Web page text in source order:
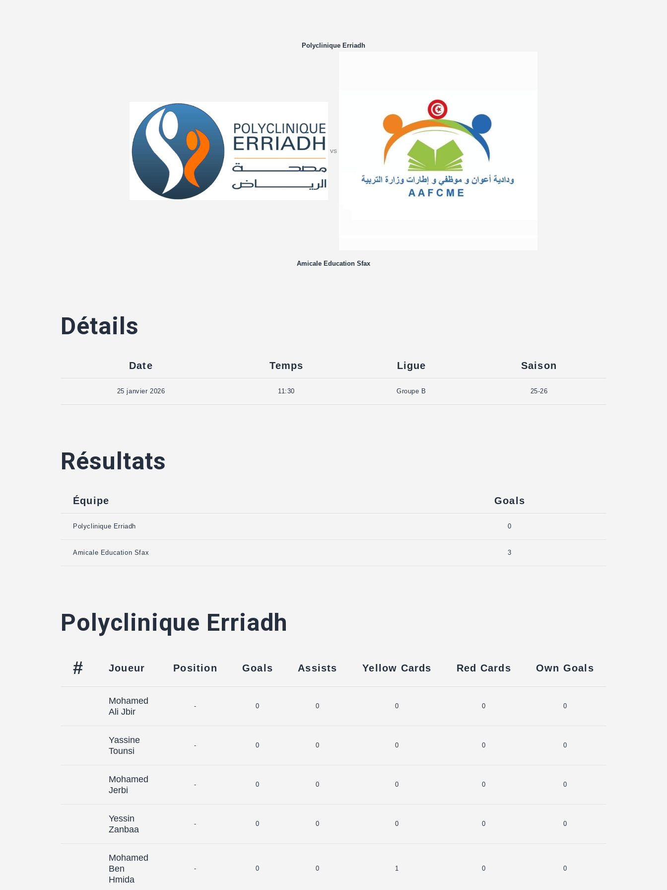
Polyclinique Erriadh
vs
Amicale Education Sfax
Détails
Date Temps Ligue Saison
25 janvier 2026 11:30 Groupe B 25-26
Résultats
Équipe Goals
Polyclinique Erriadh 0
Amicale Education Sfax 3
Polyclinique Erriadh
# Joueur Position Goals Assists Yellow Cards Red Cards Own Goals
Mohamed
Ali Jbir
- 0 0 0 0 0
Yassine
Tounsi
- 0 0 0 0 0
Mohamed
Jerbi
- 0 0 0 0 0
Yessin
Zanbaa
- 0 0 0 0 0
Mohamed
Ben
Hmida
- 0 0 1 0 0